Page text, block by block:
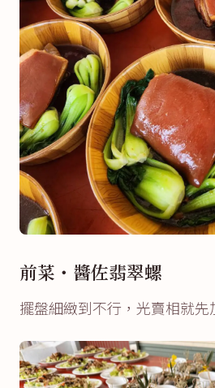
前菜・醬佐翡翠螺
擺盤細緻到不行，光賣相就先